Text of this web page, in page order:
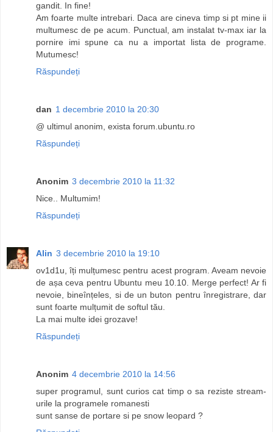
gandit. In fine!
Am foarte multe intrebari. Daca are cineva timp si pt mine ii
multumesc de pe acum. Punctual, am instalat tv-max iar la
pornire imi spune ca nu a importat lista de programe.
Mutumesc!
Răspundeți
dan 1 decembrie 2010 la 20:30
@ ultimul anonim, exista forum.ubuntu.ro
Răspundeți
Anonim 3 decembrie 2010 la 11:32
Nice.. Multumim!
Răspundeți
Alin 3 decembrie 2010 la 19:10
ov1d1u, îți mulțumesc pentru acest program. Aveam nevoie
de așa ceva pentru Ubuntu meu 10.10. Merge perfect! Ar fi
nevoie, bineînțeles, si de un buton pentru înregistrare, dar
sunt foarte mulțumit de softul tău.
La mai multe idei grozave!
Răspundeți
Anonim 4 decembrie 2010 la 14:56
super programul, sunt curios cat timp o sa reziste stream-
urile la programele romanesti
sunt sanse de portare si pe snow leopard ?